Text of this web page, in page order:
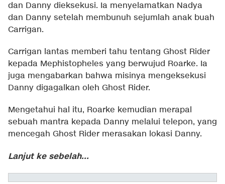
dan Danny dieksekusi. Ia menyelamatkan Nadya
dan Danny setelah membunuh sejumlah anak buah
Carrigan.
Carrigan lantas memberi tahu tentang Ghost Rider
kepada Mephistopheles yang berwujud Roarke. Ia
juga mengabarkan bahwa misinya mengeksekusi
Danny digagalkan oleh Ghost Rider.
Mengetahui hal itu, Roarke kemudian merapal
sebuah mantra kepada Danny melalui telepon, yang
mencegah Ghost Rider merasakan lokasi Danny.
Lanjut ke sebelah...